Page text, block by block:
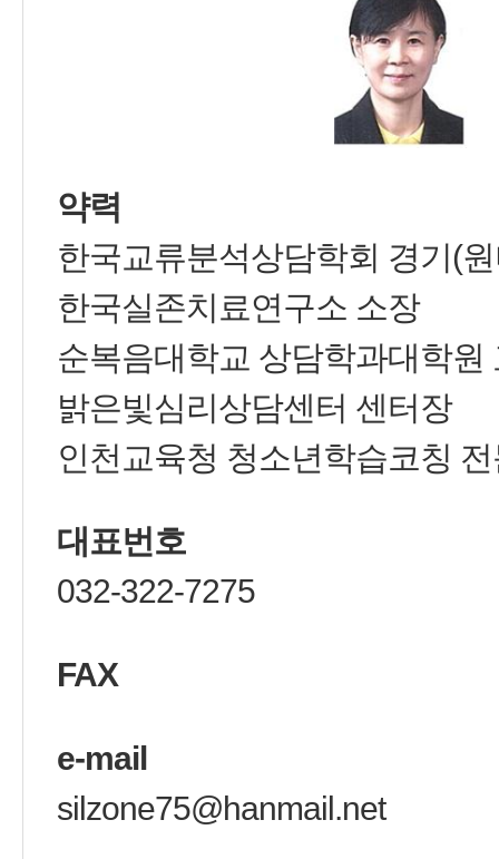
약력
한국교류분석상담학회 경기(
한국실존치료연구소 소장
순복음대학교 상담학과대학원
밝은빛심리상담센터 센터장
인천교육청 청소년학습코칭
대표번호
032-322-7275
FAX
e-mail
silzone75@hanmail.net